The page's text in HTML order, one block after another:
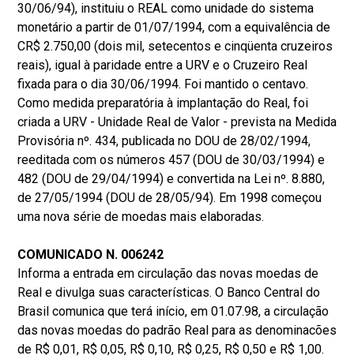
30/06/94), instituiu o REAL como unidade do sistema
monetário a partir de 01/07/1994, com a equivalência de
CR$ 2.750,00 (dois mil, setecentos e cinqüenta cruzeiros
reais), igual à paridade entre a URV e o Cruzeiro Real
fixada para o dia 30/06/1994. Foi mantido o centavo.
Como medida preparatória à implantação do Real, foi
criada a URV - Unidade Real de Valor - prevista na Medida
Provisória nº. 434, publicada no DOU de 28/02/1994,
reeditada com os números 457 (DOU de 30/03/1994) e
482 (DOU de 29/04/1994) e convertida na Lei nº. 8.880,
de 27/05/1994 (DOU de 28/05/94). Em 1998 começou
uma nova série de moedas mais elaboradas.
COMUNICADO N. 006242
Informa a entrada em circulação das novas moedas de
Real e divulga suas características. O Banco Central do
Brasil comunica que terá início, em 01.07.98, a circulação
das novas moedas do padrão Real para as denominacões
de R$ 0,01, R$ 0,05, R$ 0,10, R$ 0,25, R$ 0,50 e R$ 1,00.